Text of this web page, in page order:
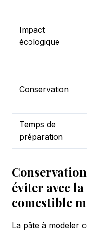
Impact
écologique
Conservation
Temps de
préparation
éviter avec
comestible
La pâte à modeler